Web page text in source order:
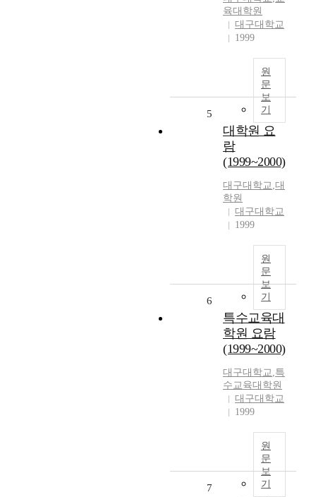
육대학원
대구대학교
1999
원
문
보
기
5
대학원 요
람
(1999~2000)
대구대학교,대
학원
대구대학교
1999
원
문
보
기
6
특수교육대
학원 요람
(1999~2000)
대구대학교,특
수교육대학원
대구대학교
1999
원
문
보
기
7